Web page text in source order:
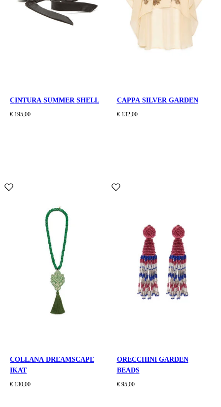
CINTURA SUMMER SHELL
€ 195,00
CAPPA SILVER GARDEN
€ 132,00
COLLANA DREAMSCAPE
IKAT
€ 130,00
ORECCHINI GARDEN
BEADS
€ 95,00